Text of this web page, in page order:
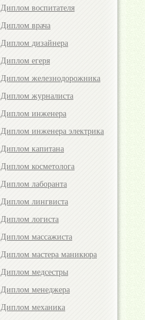
Диплом воспитателя
Диплом врача
Диплом дизайнера
Диплом егеря
Диплом железнодорожника
Диплом журналиста
Диплом инженера
Диплом инженера электрика
Диплом капитана
Диплом косметолога
Диплом лаборанта
Диплом лингвиста
Диплом логиста
Диплом массажиста
Диплом мастера маникюра
Диплом медсестры
Диплом менеджера
Диплом механика